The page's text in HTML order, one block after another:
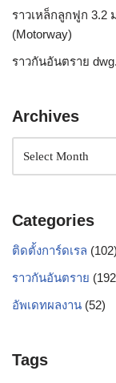
ราวเหล็กลูกฟูก 3.2
(Motorway)
ราวกันอันตราย
Archives
Categories
ติดตั้งการ์ดเรล (102)
ราวกันอันตราย
อัพเดทผลงาน (52)
Tags